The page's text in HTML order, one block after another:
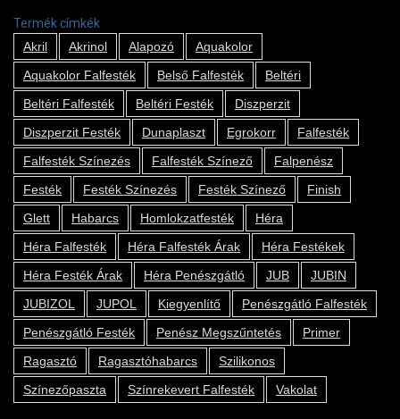
Termék címkék
Akril
Akrinol Alapozó
Aquakolor
Aquakolor Falfesték
Belső Falfesték
Beltéri
Beltéri Falfesték
Beltéri Festék
Diszperzit
Diszperzit Festék
Dunaplaszt Egrokorr
Falfesték
Falfesték Színezés
Falfesték Színező
Falpenész
Festék
Festék Színezés Festék Színező
Finish
Glett
Habarcs Homlokzatfesték
Héra
Héra Falfesték
Héra Falfesték Árak
Héra Festékek
Héra Festék Árak
Héra Penészgátló JUB
JUBIN
JUBIZOL
JUPOL Kiegyenlítő
Penészgátló Falfesték
Penészgátló Festék
Penész Megszűntetés
Primer
Ragasztó
Ragasztóhabarcs
Szilikonos
Színezőpaszta
Színrekevert Falfesték Vakolat